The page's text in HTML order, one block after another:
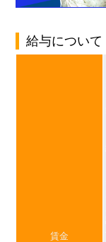
給与について
賃金